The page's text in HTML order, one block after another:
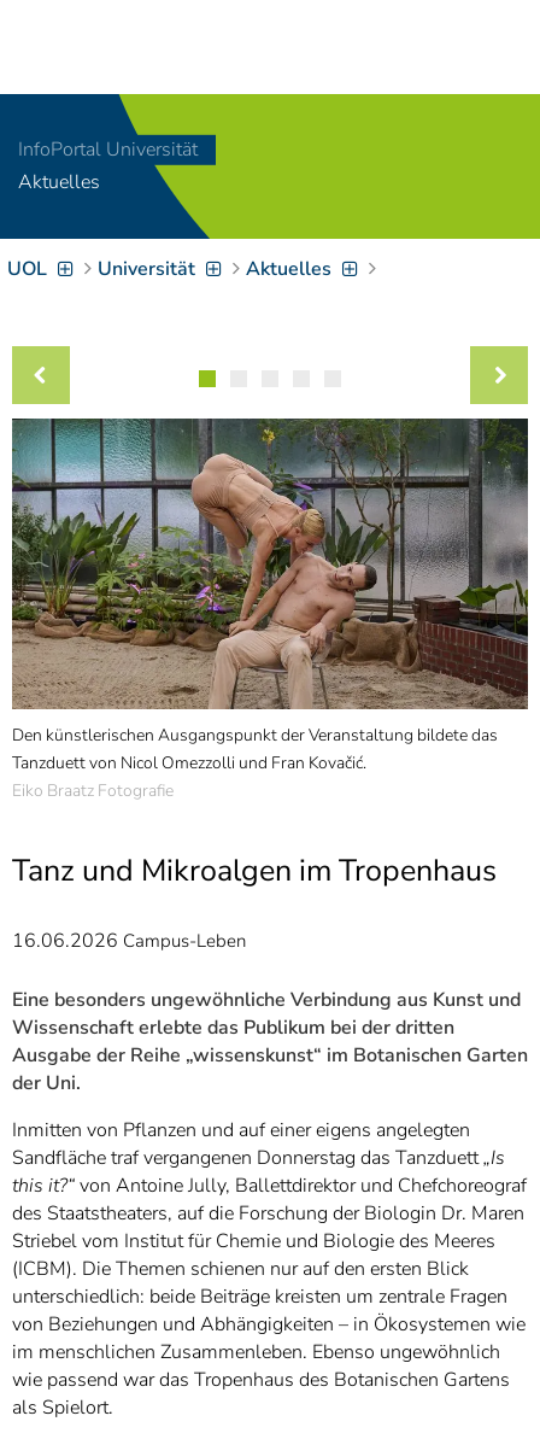
[Access-Key 8
Zum Inhalt springen
Zur Suche springen
[Access-Key 4]
Zur Hauptnavigation
Zielgruppennavigation
9 ]
Zur
Brotkrumennavigation
springen[Access-Key
7]
Informationen zur
Barrierefreiheit
InfoPortal Universität
Aktuelles
UOL Universität Aktuelles
Den künstlerischen Ausgangspunkt der Veranstaltung bildete das
Tanzduett von Nicol Omezzolli und Fran Kovačić.
Eiko Braatz Fotografie
Tanz und Mikroalgen im Tropenhaus
16.06.2026 Campus-Leben
Eine besonders ungewöhnliche Verbindung aus Kunst und
Wissenschaft erlebte das Publikum bei der dritten
Ausgabe der Reihe „wissenskunst“ im Botanischen Garten
der Uni.
Inmitten von Pflanzen und auf einer eigens angelegten
Sandfläche traf vergangenen Donnerstag das Tanzduett„Is
this it?“von Antoine Jully, Ballettdirektor und Chefchoreograf
des Staatstheaters, auf die Forschung der Biologin Dr. Maren
Striebel vom Institut für Chemie und Biologie des Meeres
(ICBM). Die Themen schienen nur auf den ersten Blick
unterschiedlich: beide Beiträge kreisten um zentrale Fragen
von Beziehungen und Abhängigkeiten – in Ökosystemen wie
im menschlichen Zusammenleben. Ebenso ungewöhnlich
wie passend war das Tropenhaus des Botanischen Gartens
als Spielort.